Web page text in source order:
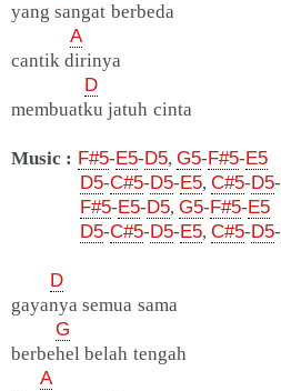
yang sangat berbeda
A
cantik dirinya
D
membuatku jatuh cinta
Music : F#5-E5-D5,G5-F#5-E5
D5-C#5-D5-E5,C#5-D5-
F#5-E5-D5,G5-F#5-E5
D5-C#5-D5-E5,C#5-D5-
D
gayanya semua sama
G
berbehel belah tengah
A